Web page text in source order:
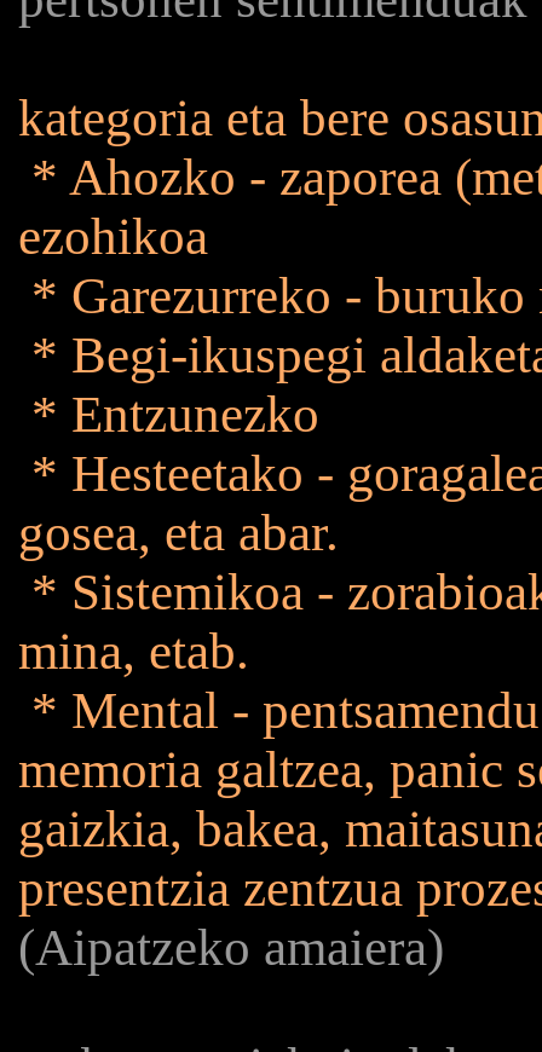
kategoria eta bere
* Ahozko - zaporea
ezohikoa
* Garezurreko -
* Begi-ikuspegi
* Entzunezko
* Hesteetako -
gosea, eta abar.
* Sistemikoa -
mina, etab.
* Mental -
memoria galtzea, panic
gaizkia, bakea,
presentzia zentzua
(Aipatzeko amaiera)